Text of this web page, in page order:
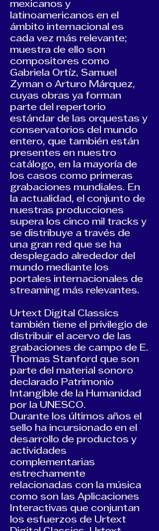
mexicanos y
latinoamericanos en el
ámbito internacional es
cada vez más relevante;
muestra de ello son
compositores como
Gabriela Ortíz, Samuel
Zyman o Arturo Márquez,
cuyas obras ya forman
parte del repertorio
estándar de las orquestas y
conservatorios del mundo
entero, que también están
presentes en nuestro
catálogo, en la mayoría de
los casos como primeras
grabaciones mundiales. En
la actualidad, el conjunto de
nuestras producciones
supera los cinco mil tracks y
se distribuye a través de
una gran red que se ha
desplegado alrededor del
mundo mediante los
portales internacionales de
streaming más relevantes.
Urtext Digital Classics
también tiene el privilegio de
distribuir el acervo de las
grabaciones de campo de E.
Thomas Stanford que son
parte del material sonoro
declarado Patrimonio
Intangible de la Humanidad
por la UNESCO.
Durante los últimos años el
sello ha incursionado en el
desarrollo de productos y
actividades
complementarias
estrechamente
relacionadas con la música
como son las Aplicaciones
Interactivas que conjuntan
los esfuerzos de Urtext